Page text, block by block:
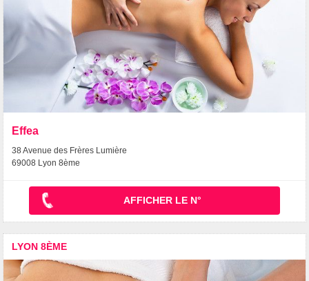
Effea
38 Avenue des Frères Lumière
69008 Lyon 8ème
AFFICHER LE N°
LYON 8ÈME